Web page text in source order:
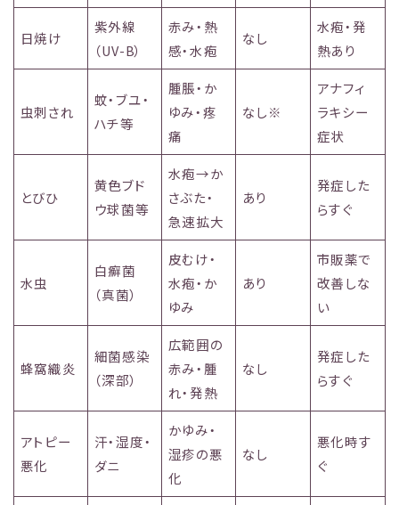
日焼け
紫外線
（UV-B）
赤み・熱
感・水疱
なし
水疱・発
熱あり
虫刺され
蚊・ブユ・
ハチ等
腫脹・か
ゆみ・疼
痛
なし※
アナフィ
ラキシー
症状
とびひ
黄色ブド
ウ球菌等
水疱→か
さぶた・
急速拡大
あり
発症した
らすぐ
水虫
白癬菌
（真菌）
皮むけ・
水疱・か
ゆみ
あり
市販薬で
改善しな
い
蜂窩織炎
細菌感染
（深部）
広範囲の
赤み・腫
れ・発熱
なし
発症した
らすぐ
アトピー
悪化
汗・湿度・
ダニ
かゆみ・
湿疹の悪
化
なし
悪化時す
ぐ